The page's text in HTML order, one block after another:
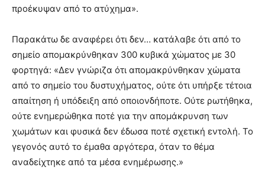
προέκυψαν από το ατύχημα».
Παρακάτω δε αναφέρει ότι δεν… κατάλαβε ότι από το
σημείο απομακρύνθηκαν 300 κυβικά χώματος με 30
φορτηγά: «Δεν γνώριζα ότι απομακρύνθηκαν χώματα
από το σημείο του δυστυχήματος, ούτε ότι υπήρξε τέτοια
απαίτηση ή υπόδειξη από οποιονδήποτε. Ούτε ρωτήθηκα,
ούτε ενημερώθηκα ποτέ για την απομάκρυνση των
χωμάτων και φυσικά δεν έδωσα ποτέ σχετική εντολή. Το
γεγονός αυτό το έμαθα αργότερα, όταν το θέμα
αναδείχτηκε από τα μέσα ενημέρωσης.»